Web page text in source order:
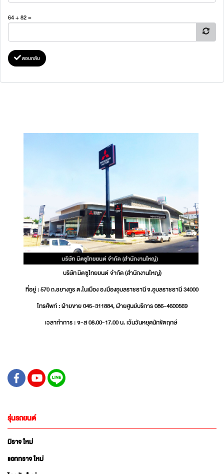
64 + 82 =
ตอบกลับ
บริษัท มิตซูไทยยนต์ จำกัด (สำนักงานใหญ่)
ที่อยู่ : 570 ถ.ชยางกูร ต.ในเมือง อ.เมืองอุบลราชธานี จ.อุบลราชธานี 34000
โทรศัพท์ : ฝ่ายขาย 045-311884, ฝ่ายศูนย์บริการ 086-4600569
เวลาทำการ : จ-ส 08.00-17.00 น. เว้นวันหยุดนักขัตฤกษ์
รุ่นรถยนต์
มิราจ ใหม่
แอททราจ ใหม่